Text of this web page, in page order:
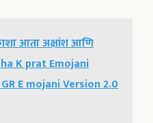
आता अक्षांश आणि
K prat Emojani
E mojani Version 2.0